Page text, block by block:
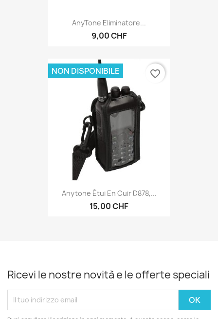
AnyTone Eliminatore...
9,00 CHF
Anytone Étui En Cuir D878,...
15,00 CHF
NON DISPONIBILE favorite_border
Ricevi le nostre novità e le offerte speciali